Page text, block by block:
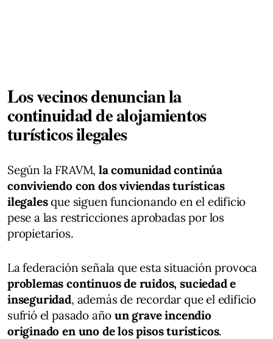
Los vecinos denuncian la
continuidad de alojamientos
turísticos ilegales
Según la FRAVM, la comunidad continúa
conviviendo con dos viviendas turísticas
ilegalesque siguen funcionando en el edificio
pese a las restricciones aprobadas por los
propietarios.
La federación señala que esta situación provoca
problemas continuos de ruidos, suciedad e
inseguridad, además de recordar que el edificio
sufrió el pasado añoun grave incendio
originado en uno de los pisos turísticos.